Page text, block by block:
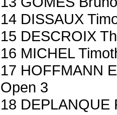
14 DISSAUX
15 DESCROIX
16 MICHEL
17 HOFFMANN
Open 3
18 DEPLANQUE